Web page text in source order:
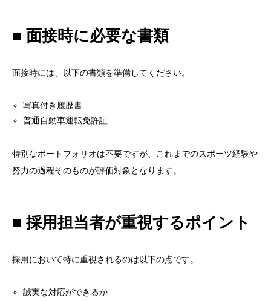
■ 面接時に必要な書類
面接時には、以下の書類を準備してください。
写真付き履歴書
普通自動車運転免許証
特別なポートフォリオは不要ですが、これまでのスポーツ経験や
努力の過程そのものが評価対象となります。
■ 採用担当者が重視するポイント
採用において特に重視されるのは以下の点です。
誠実な対応ができるか